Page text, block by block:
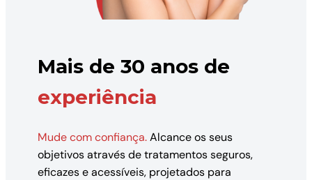
Mais de 30 anos de
experiência
Mude com confiança.Alcance os seus
objetivos através de tratamentos seguros,
eficazes e acessíveis, projetados para